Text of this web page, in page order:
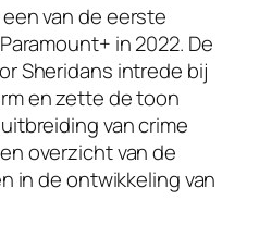
van de eerste
in 2022. De
Sheridans intrede bij
en zette de toon
van crime
overzicht van de
in de ontwikkeling van